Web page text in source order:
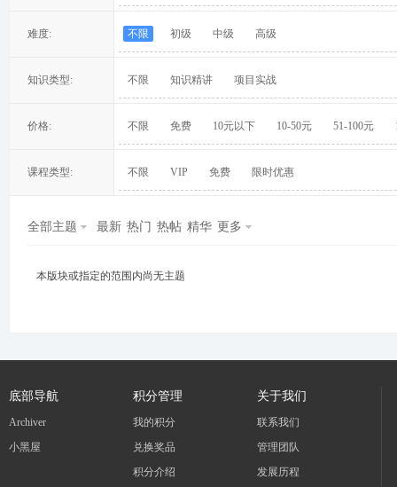
难度: 不限 初级 中级 高级
知识类型: 不限 知识精讲 项目实战
价格: 不限 免费 10元以下 10-50元 51-100元
课程类型: 不限 VIP 免费 限时优惠
全部主题 最新 热门 热帖 精华 更多
本版块或指定的范围内尚无主题
底部导航
Archiver
小黑屋
积分管理
我的积分
兑换奖品
积分介绍
关于我们
联系我们
管理团队
发展历程